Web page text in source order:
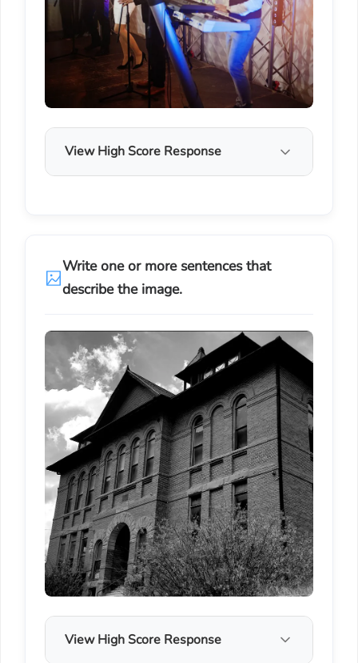
View High Score Response
Write one or more sentences that
describe the image.
View High Score Response